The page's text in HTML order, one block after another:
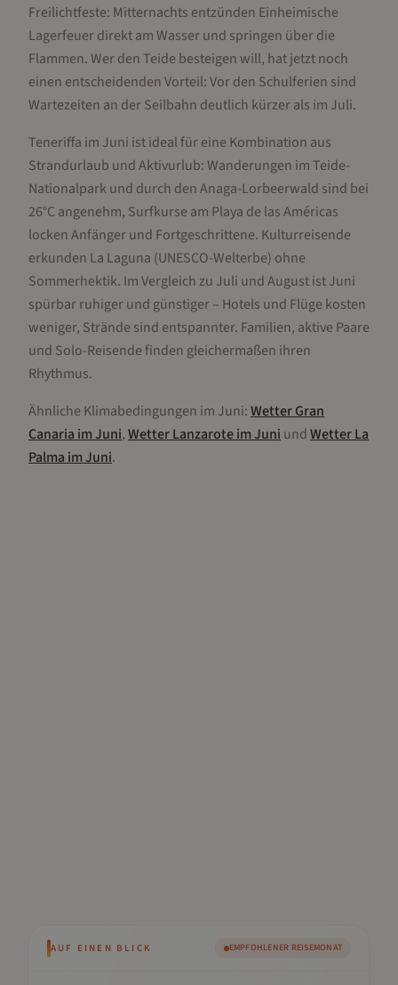
Freilichtfeste: Mitternachts entzünden Einheimische
Lagerfeuer direkt am Wasser und springen über die
Flammen. Wer den Teide besteigen will, hat jetzt noch
einen entscheidenden Vorteil: Vor den Schulferien sind
Wartezeiten an der Seilbahn deutlich kürzer als im Juli.
Teneriffa im Juni ist ideal für eine Kombination aus
Strandurlaub und Aktivurlub: Wanderungen im Teide-
Nationalpark und durch den Anaga-Lorbeerwald sind bei
26°C angenehm, Surfkurse am Playa de las Américas
locken Anfänger und Fortgeschrittene. Kulturreisende
erkunden La Laguna (UNESCO-Welterbe) ohne
Sommerhektik. Im Vergleich zu Juli und August ist Juni
spürbar ruhiger und günstiger – Hotels und Flüge kosten
weniger, Strände sind entspannter. Familien, aktive Paare
und Solo-Reisende finden gleichermaßen ihren
Rhythmus.
Ähnliche Klimabedingungen im Juni:WetterGran
Canaria imJuni,WetterLanzaroteimJuni undWetterLa
Palma imJuni.
AUF EINEN BLICK EMPFOHLENER REISEMONAT